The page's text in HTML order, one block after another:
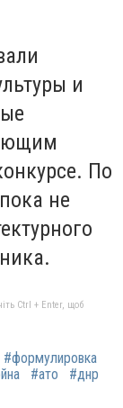
и
По
не
Ctrl + Enter, щоб
#формулировка
#ато #днр